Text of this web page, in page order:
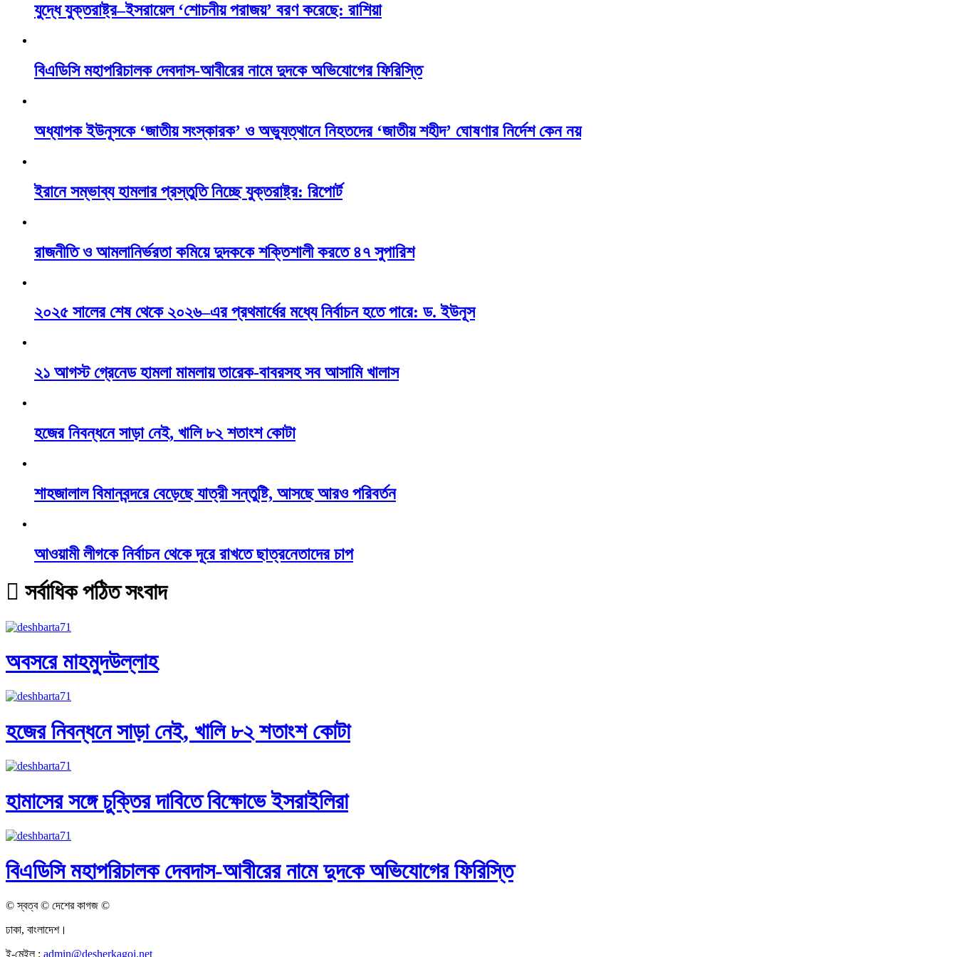
যুদ্ধে যুক্তরাষ্ট্র–ইসরায়েল ‘শোচনীয় পরাজয়’ বরণ করেছে: রাশিয়া
বিএডিসি মহাপরিচালক দেবদাস-আবীরের নামে দুদকে অভিযোগের ফিরিস্তি
অধ্যাপক ইউনূসকে ‘জাতীয় সংস্কারক’ ও অভ্যুত্থানে নিহতদের ‘জাতীয় শহীদ’ ঘোষণার নির্দেশ কেন নয়
ইরানে সম্ভাব্য হামলার প্রস্তুতি নিচ্ছে যুক্তরাষ্ট্র: রিপোর্ট
রাজনীতি ও আমলানির্ভরতা কমিয়ে দুদককে শক্তিশালী করতে ৪৭ সুপারিশ
২০২৫ সালের শেষ থেকে ২০২৬–এর প্রথমার্ধের মধ্যে নির্বাচন হতে পারে: ড. ইউনূস
২১ আগস্ট গ্রেনেড হামলা মামলায় তারেক-বাবরসহ সব আসামি খালাস
হজের নিবন্ধনে সাড়া নেই, খালি ৮২ শতাংশ কোটা
শাহজালাল বিমানবন্দরে বেড়েছে যাত্রী সন্তুষ্টি, আসছে আরও পরিবর্তন
আওয়ামী লীগকে নির্বাচন থেকে দূরে রাখতে ছাত্রনেতাদের চাপ
সর্বাধিক পঠিত সংবাদ
অবসরে মাহমুদউল্লাহ
হজের নিবন্ধনে সাড়া নেই, খালি ৮২ শতাংশ কোটা
হামাসের সঙ্গে চুক্তির দাবিতে বিক্ষোভে ইসরাইলিরা
বিএডিসি মহাপরিচালক দেবদাস-আবীরের নামে দুদকে অভিযোগের ফিরিস্তি
© স্বত্ব © দেশের কাগজ ©
ঢাকা, বাংলাদেশ।
ই-মেইল : admin@desherkagoj.net